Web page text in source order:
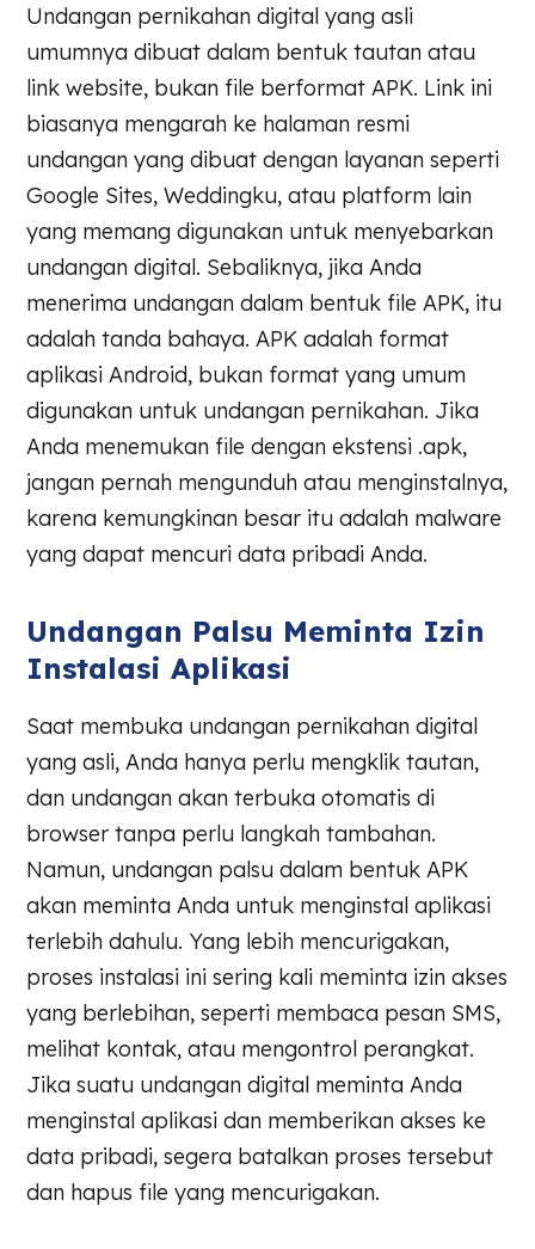
Undangan pernikahan digital yang asli
umumnya dibuat dalam bentuk tautan atau
link website, bukan file berformat APK. Link ini
biasanya mengarah ke halaman resmi
undangan yang dibuat dengan layanan seperti
Google Sites, Weddingku, atau platform lain
yang memang digunakan untuk menyebarkan
undangan digital. Sebaliknya, jika Anda
menerima undangan dalam bentuk file APK, itu
adalah tanda bahaya. APK adalah format
aplikasi Android, bukan format yang umum
digunakan untuk undangan pernikahan. Jika
Anda menemukan file dengan ekstensi .apk,
jangan pernah mengunduh atau menginstalnya,
karena kemungkinan besar itu adalah malware
yang dapat mencuri data pribadi Anda.
Undangan Palsu Meminta Izin
Instalasi Aplikasi
Saat membuka undangan pernikahan digital
yang asli, Anda hanya perlu mengklik tautan,
dan undangan akan terbuka otomatis di
browser tanpa perlu langkah tambahan.
Namun, undangan palsu dalam bentuk APK
akan meminta Anda untuk menginstal aplikasi
terlebih dahulu. Yang lebih mencurigakan,
proses instalasi ini sering kali meminta izin akses
yang berlebihan, seperti membaca pesan SMS,
melihat kontak, atau mengontrol perangkat.
Jika suatu undangan digital meminta Anda
menginstal aplikasi dan memberikan akses ke
data pribadi, segera batalkan proses tersebut
dan hapus file yang mencurigakan.